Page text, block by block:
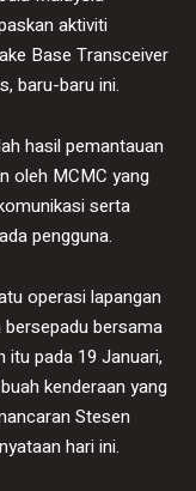
aktiviti
Base Transceiver
baru-baru ini.
hasil pemantauan
oleh MCMC yang
serta
pengguna.
operasi lapangan
bersama
itu pada 19 Januari,
kenderaan yang
Stesen
hari ini.